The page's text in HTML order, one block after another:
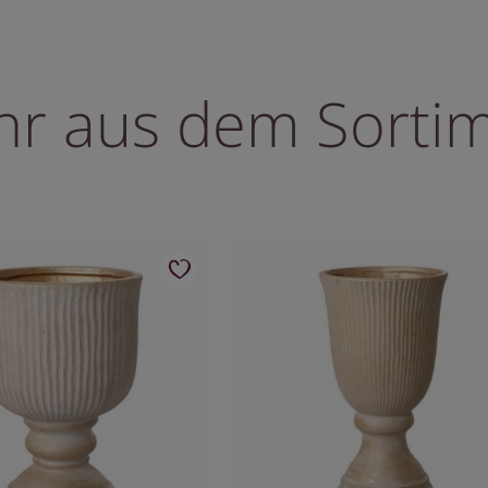
aus dem